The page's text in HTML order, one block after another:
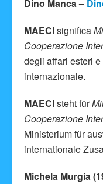
Dino Manca –
MAECIsignifica
Cooperazione
degli affari esteri
internazionale.
MAECIsteht für
Cooperazione
Ministerium für
internationale
Michela Murgia